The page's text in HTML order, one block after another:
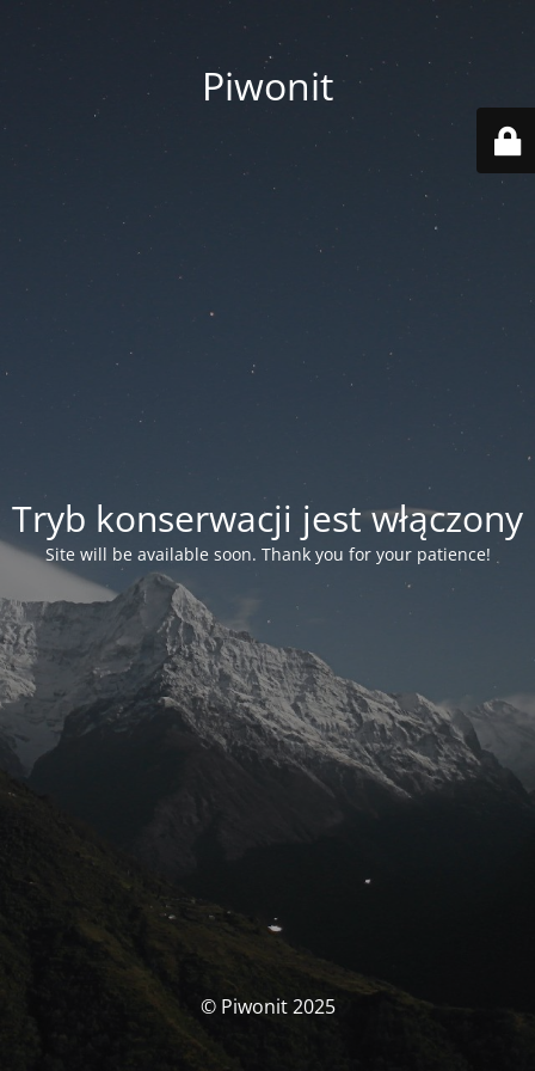
Piwonit
Tryb konserwacji jest włączony
Site will be available soon. Thank you for your patience!
© Piwonit 2025